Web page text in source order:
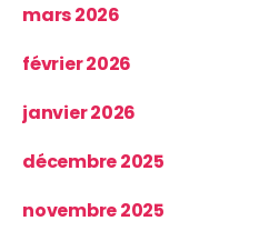
mars 2026
février 2026
janvier 2026
décembre 2025
novembre 2025